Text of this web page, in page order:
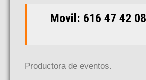
Movil: 616 47 42 08
Productora de eventos.